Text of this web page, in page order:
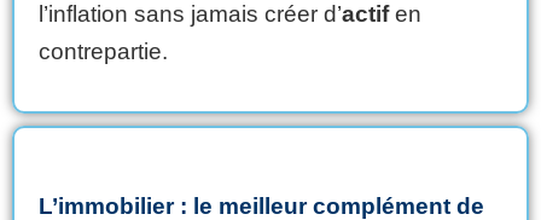
l’inflation sans jamais créer d’actifen
contrepartie.
L’immobilier : le meilleur complément de